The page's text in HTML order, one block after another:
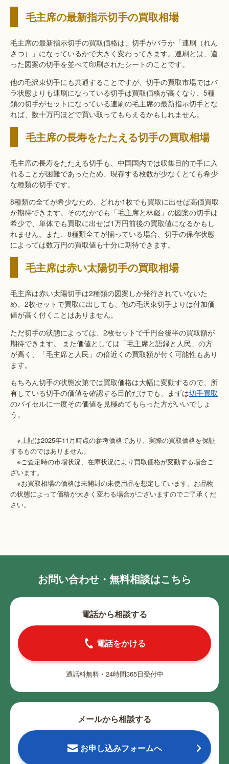
毛主席の最新指示切手の買取相場
毛主席の最新指示切手の買取価格は、切手がバラか「連刷（れん
さつ）」になっているかで大きく変わってきます。連刷とは、違
った図案の切手を並べて印刷されたシートのことです。
他の毛沢東切手にも共通することですが、切手の買取市場ではバ
ラ状態よりも連刷になっている切手は買取価格が高くなり、5種
類の切手がセットになっている連刷の毛主席の最新指示切手とな
れば、数十万円ほどで買い取ってもらえるかもしれません。
毛主席の長寿をたたえる切手の買取相場
毛主席の長寿をたたえる切手も、中国国内では収集目的で手に入
れることが困難であったため、現存する枚数が少なくとても希少
な種類の切手です。
8種類の全てが希少なため、どれか1枚でも買取に出せば高価買取
が期待できます。そのなかでも「毛主席と林彪」の図案の切手は
希少で、単体でも買取に出せば1万円前後の買取値になるかもし
れません。また、8種類全てが揃っている場合、切手の保存状態
によっては数万円の買取値も十分に期待できます。
毛主席は赤い太陽切手の買取相場
毛主席は赤い太陽切手は2種類の図案しか発行されていないた
め、2枚セットで買取に出しても、他の毛沢東切手よりは付加価
値が高く付くことはありません。
ただ切手の状態によっては、2枚セットで千円台後半の買取額が
期待できます。 また価値としては「毛主席と語録と人民」の方
が高く、「毛主席と人民」の倍近くの買取額が付く可能性もあり
ます。
もちろん切手の状態次第では買取価格は大幅に変動するので、所
有している切手の価値を確認する目的だけでも、まずは切手買取
のバイセルに一度その価値を見極めてもらった方がいいでしょ
う。
※上記は2025年11月時点の参考価格であり、実際の買取価格を保証
するものではありません。
※ご査定時の市場状況、在庫状況により買取価格が変動する場合ご
ざいます。
※お買取相場の価格は未開封の未使用品を想定しています。お品物
の状態によって価格が大きく変わる場合がございますのでご了承くだ
さい。
お問い合わせ・無料相談はこちら
電話から相談する
電話をかける
通話料無料・24時間365日受付中
メールから相談する
お申し込みフォームへ